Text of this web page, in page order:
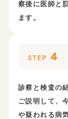
察後に医師と
ます。
STEP 4
診察と検査の
ご説明して、
や疑われる病